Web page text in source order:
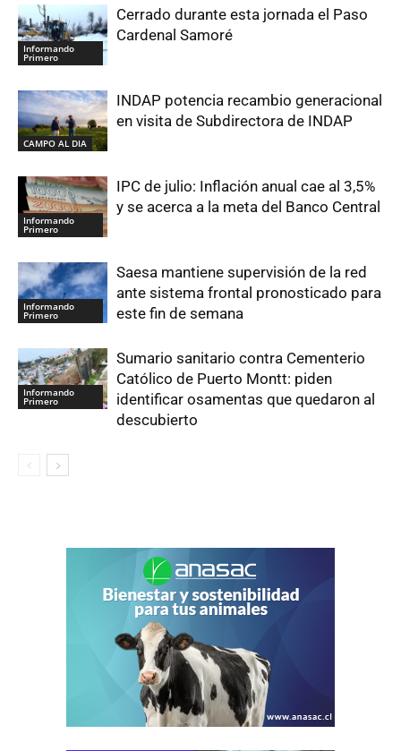
Informando
Primero
Cerrado durante esta jornada el Paso
Cardenal Samoré
CAMPO AL DIA
INDAP potencia recambio generacional
en visita de Subdirectora de INDAP
Informando
Primero
IPC de julio: Inflación anual cae al 3,5%
y se acerca a la meta del Banco Central
Informando
Primero
Saesa mantiene supervisión de la red
ante sistema frontal pronosticado para
este fin de semana
Informando
Primero
Sumario sanitario contra Cementerio
Católico de Puerto Montt: piden
identificar osamentas que quedaron al
descubierto